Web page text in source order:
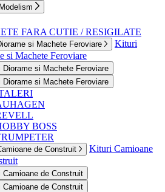
Modelism
FARA CUTIE / RESIGILATE
si Machete Feroviare
Kituri
si Machete Feroviare
Diorame si Machete Feroviare
Diorame si Machete Feroviare
BOSS
de Construit
Kituri Camioane
Camioane de Construit
Camioane de Construit